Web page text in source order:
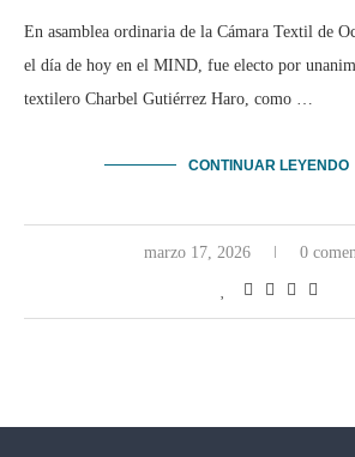
En asamblea ordinaria de la Cámara Textil de
el día de hoy en el MIND, fue electo por
textilero Charbel Gutiérrez Haro, como …
CONTINUAR LEYENDO
marzo 17, 2026 0